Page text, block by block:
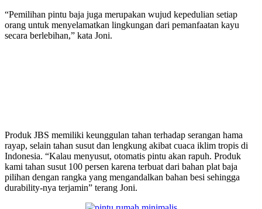
“Pemilihan pintu baja juga merupakan wujud kepedulian setiap
orang untuk menyelamatkan lingkungan dari pemanfaatan kayu
secara berlebihan,” kata Joni.
Produk JBS memiliki keunggulan tahan terhadap serangan hama
rayap, selain tahan susut dan lengkung akibat cuaca iklim tropis di
Indonesia. “Kalau menyusut, otomatis pintu akan rapuh. Produk
kami tahan susut 100 persen karena terbuat dari bahan plat baja
pilihan dengan rangka yang mengandalkan bahan besi sehingga
durability-nya terjamin” terang Joni.